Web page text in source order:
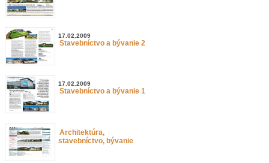
17.02.2009
Stavebníctvo a bývanie 2
17.02.2009
Stavebníctvo a bývanie 1
Architektúra,
stavebníctvo, bývanie